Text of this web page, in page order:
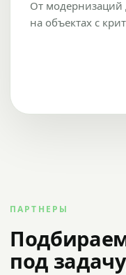
От
на объектах с
ПАРТНЕРЫ
под